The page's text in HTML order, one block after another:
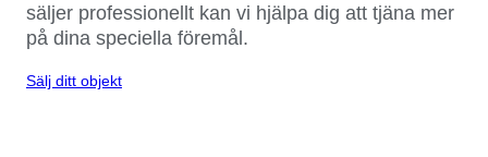
säljer professionellt kan vi hjälpa dig att tjäna mer
på dina speciella föremål.
Sälj ditt objekt